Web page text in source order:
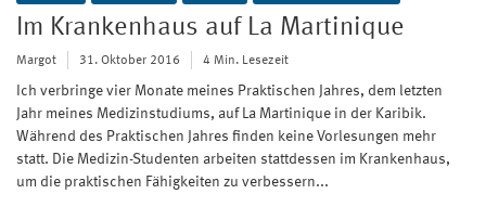
Im Krankenhaus auf La Martinique
Margot 31. Oktober 2016 4 Min. Lesezeit
Ich verbringe vier Monate meines Praktischen Jahres, dem letzten
Jahr meines Medizinstudiums, auf La Martinique in der Karibik.
Während des Praktischen Jahres finden keine Vorlesungen mehr
statt. Die Medizin-Studenten arbeiten stattdessen im Krankenhaus,
um die praktischen Fähigkeiten zu verbessern...